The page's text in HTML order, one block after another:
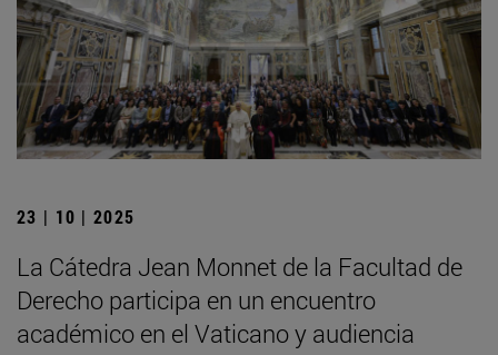
23 | 10 | 2025
La Cátedra Jean Monnet de la Facultad de
Derecho participa en un encuentro
académico en el Vaticano y audiencia